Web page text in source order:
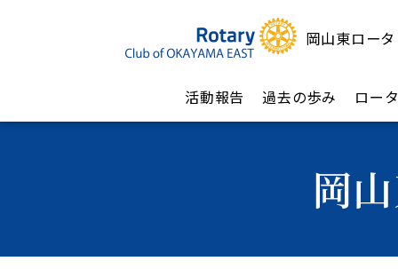
岡山東ロー
活動報告 過去の歩み ロー
岡